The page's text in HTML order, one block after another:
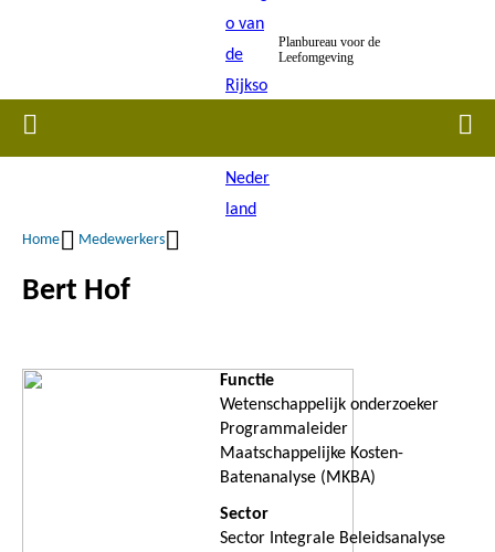
inhoud
Planbureau voor de
Leefomgeving
Home
Kruimelpad
Home Medewerkers
Bert Hof
Functie
Wetenschappelijk onderzoeker
Programmaleider
Maatschappelijke Kosten-
Batenanalyse (MKBA)
Sector
Sector Integrale Beleidsanalyse